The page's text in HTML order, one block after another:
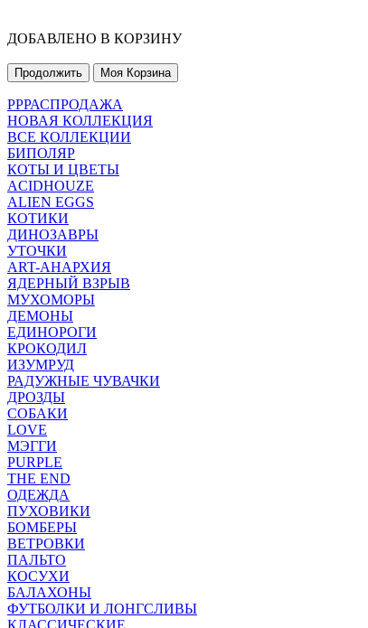
ДОБАВЛЕНО В КОРЗИНУ
Продолжить Моя Корзина
РРРАСПРОДАЖА
НОВАЯ КОЛЛЕКЦИЯ
ВСЕ КОЛЛЕКЦИИ
БИПОЛЯР
КОТЫ И ЦВЕТЫ
ACIDHOUZE
ALIEN EGGS
КОТИКИ
ДИНОЗАВРЫ
УТОЧКИ
ART-АНАРХИЯ
ЯДЕРНЫЙ ВЗРЫВ
МУХОМОРЫ
ДЕМОНЫ
ЕДИНОРОГИ
КРОКОДИЛ
ИЗУМРУД
РАДУЖНЫЕ ЧУВАЧКИ
ДРОЗДЫ
СОБАКИ
LOVE
МЭГГИ
PURPLE
THE END
ОДЕЖДА
ПУХОВИКИ
БОМБЕРЫ
ВЕТРОВКИ
ПАЛЬТО
КОСУХИ
БАЛАХОНЫ
ФУТБОЛКИ И ЛОНГСЛИВЫ
КЛАССИЧЕСКИЕ